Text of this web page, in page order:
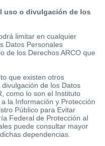
uso o divulgación de los
limitar en cualquier
Datos Personales
de los Derechos ARCO que
que existen otros
de los Datos
como lo son el Instituto
la Información y Protección
Público para Evitar
Federal de Protección al
puede consultar mayor
dependencias.